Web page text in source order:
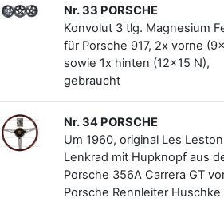
Nr. 33 PORSCHE
Konvolut 3 tlg. Magnesium
für Porsche 917, 2x vorne
sowie 1x hinten (12x15 N),
gebraucht
Nr. 34 PORSCHE
Um 1960, original Les Leston
Lenkrad mit Hupknopf aus
Porsche 356A Carrera GT
Porsche Rennleiter Huschke